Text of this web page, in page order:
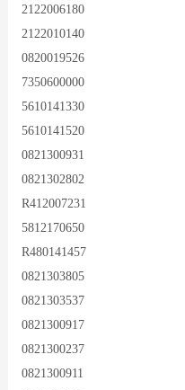
2122006180
2122010140
0820019526
7350600000
5610141330
5610141520
0821300931
0821302802
R412007231
5812170650
R480141457
0821303805
0821303537
0821300917
0821300237
0821300911